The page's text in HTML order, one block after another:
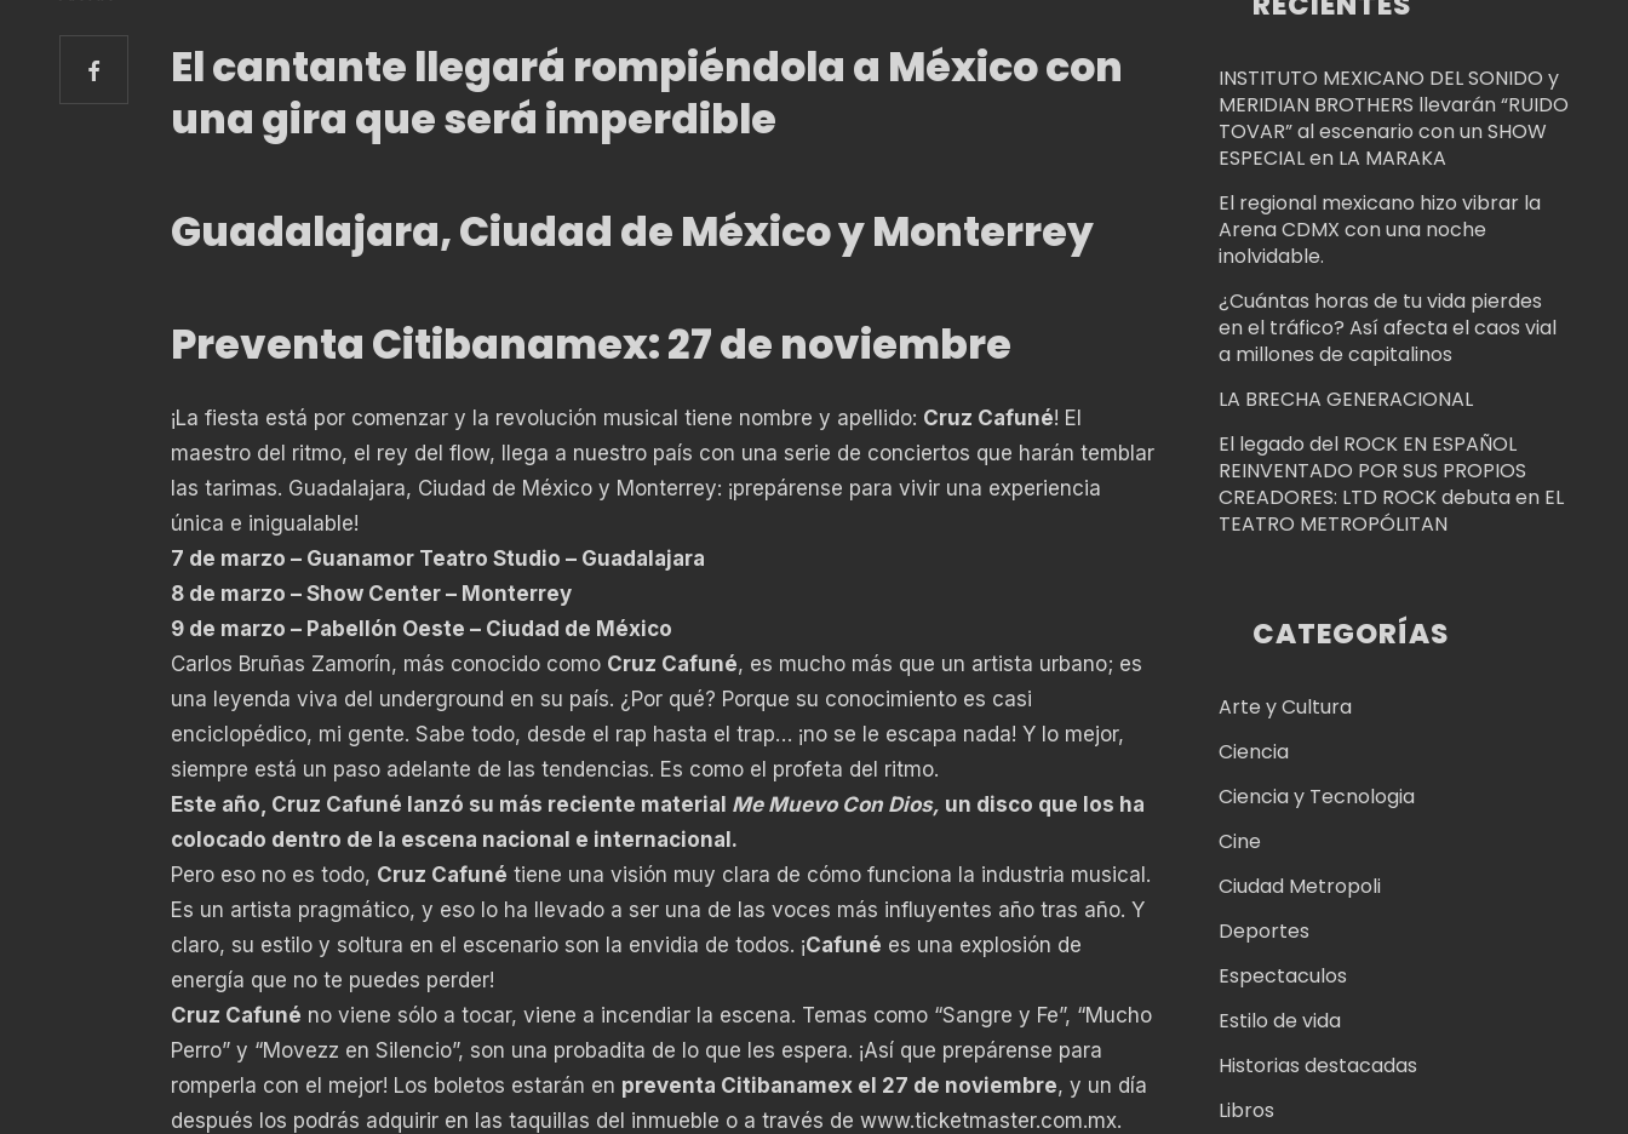
El cantante llegará rompiéndola a México con
una gira que será imperdible
Guadalajara, Ciudad de México y Monterrey
Preventa Citibanamex: 27 de noviembre
¡La fiesta está por comenzar y la revolución musical tiene nombre y apellido: Cruz Cafuné! El
maestro del ritmo, el rey del flow, llega a nuestro país con una serie de conciertos que harán temblar
las tarimas. Guadalajara, Ciudad de México y Monterrey: ¡prepárense para vivir una experiencia
única e inigualable!
7 de marzo – Guanamor Teatro Studio – Guadalajara
8 de marzo – Show Center – Monterrey
9 de marzo – Pabellón Oeste – Ciudad de México
Carlos Bruñas Zamorín, más conocido como Cruz Cafuné, es mucho más que un artista urbano; es
una leyenda viva del underground en su país. ¿Por qué? Porque su conocimiento es casi
enciclopédico, mi gente. Sabe todo, desde el rap hasta el trap… ¡no se le escapa nada! Y lo mejor,
siempre está un paso adelante de las tendencias. Es como el profeta del ritmo.
Este año, Cruz Cafuné lanzó su más reciente material Me Muevo Con Dios, un disco que los ha
colocado dentro de la escena nacional e internacional.
Pero eso no es todo, Cruz Cafuné tiene una visión muy clara de cómo funciona la industria musical.
Es un artista pragmático, y eso lo ha llevado a ser una de las voces más influyentes año tras año. Y
claro, su estilo y soltura en el escenario son la envidia de todos. ¡Cafuné es una explosión de
energía que no te puedes perder!
Cruz Cafuné no viene sólo a tocar, viene a incendiar la escena. Temas como “Sangre y Fe”, “Mucho
Perro” y “Movezz en Silencio”, son una probadita de lo que les espera. ¡Así que prepárense para
romperla con el mejor! Los boletos estarán en preventa Citibanamex el 27 de noviembre, y un día
después los podrás adquirir en las taquillas del inmueble o a través de www.ticketmaster.com.mx.
INSTITUTO MEXICANO DEL SONIDO y
MERIDIAN BROTHERS llevarán “RUIDO
TOVAR” al escenario con un SHOW
ESPECIAL en LA MARAKA
El regional mexicano hizo vibrar la
Arena CDMX con una noche
inolvidable.
¿Cuántas horas de tu vida pierdes
en el tráfico? Así afecta el caos vial
a millones de capitalinos
LA BRECHA GENERACIONAL
El legado del ROCK EN ESPAÑOL
REINVENTADO POR SUS PROPIOS
CREADORES: LTD ROCK debuta en EL
TEATRO METROPÓLITAN
CATEGORÍAS
Arte y Cultura
Ciencia
Ciencia y Tecnologia
Cine
Ciudad Metropoli
Deportes
Espectaculos
Estilo de vida
Historias destacadas
Libros